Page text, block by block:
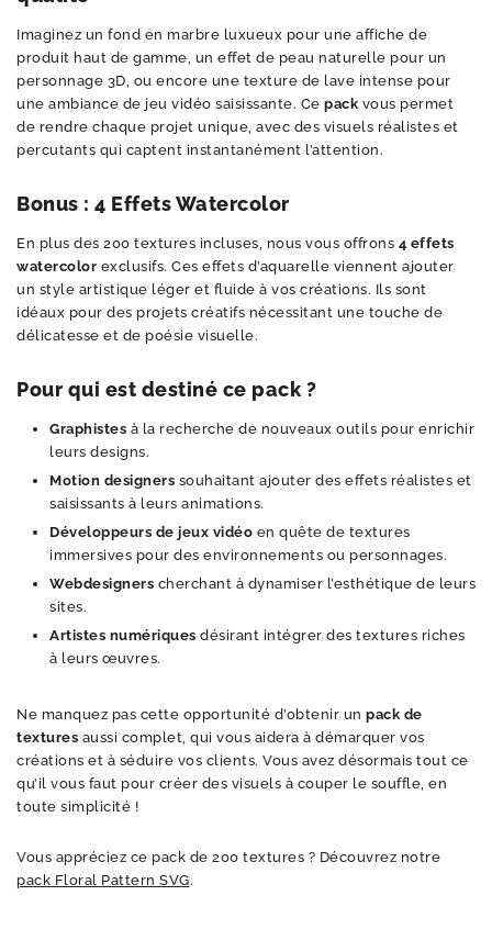
Imaginez un fond en marbre luxueux pour une affiche de
produit haut de gamme, un effet de peau naturelle pour un
personnage 3D, ou encore une texture de lave intense pour
une ambiance de jeu vidéo saisissante. Ce pack vous permet
de rendre chaque projet unique, avec des visuels réalistes et
percutants qui captent instantanément l’attention.
Bonus : 4 Effets Watercolor
En plus des 200 textures incluses, nous vous offrons 4 effets
watercolor exclusifs. Ces effets d’aquarelle viennent ajouter
un style artistique léger et fluide à vos créations. Ils sont
idéaux pour des projets créatifs nécessitant une touche de
délicatesse et de poésie visuelle.
Pour qui est destiné ce pack ?
Graphistes à la recherche de nouveaux outils pour enrichir
leurs designs.
Motion designers souhaitant ajouter des effets réalistes et
saisissants à leurs animations.
Développeurs de jeux vidéo en quête de textures
immersives pour des environnements ou personnages.
Webdesigners cherchant à dynamiser l’esthétique de leurs
sites.
Artistes numériques désirant intégrer des textures riches
à leurs œuvres.
Ne manquez pas cette opportunité d’obtenir un pack de
textures aussi complet, qui vous aidera à démarquer vos
créations et à séduire vos clients. Vous avez désormais tout ce
qu’il vous faut pour créer des visuels à couper le souffle, en
toute simplicité !
Vous appréciez ce pack de 200 textures ? Découvrez notre
pack Floral Pattern SVG.